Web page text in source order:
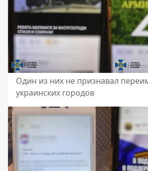
Один из них не признавал
украинских городов